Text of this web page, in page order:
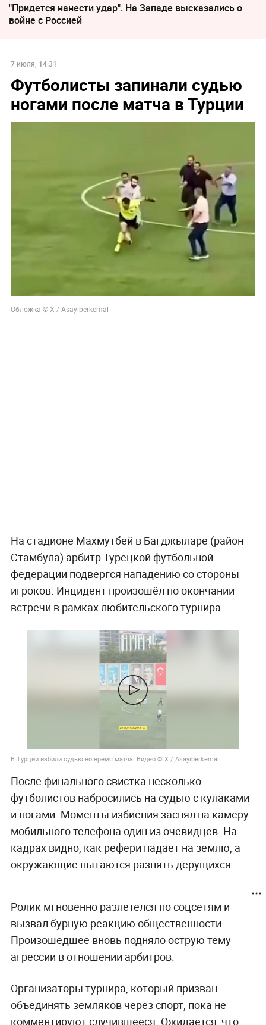
"Придется нанести удар". На Западе высказались о
войне с Россией
7 июля, 14:31
Футболисты запинали судью
ногами после матча в Турции
Обложка © Х / Asayiberkemal
На стадионе Махмутбей в Багджыларе (район
Стамбула) арбитр Турецкой футбольной
федерации подвергся нападению со стороны
игроков. Инцидент произошёл по окончании
встречи в рамках любительского турнира.
В Турции избили судью во время матча. Видео © Х / Asayiberkemal
После финального свистка несколько
футболистов набросились на судью с кулаками
и ногами. Моменты избиения заснял на камеру
мобильного телефона один из очевидцев. На
кадрах видно, как рефери падает на землю, а
окружающие пытаются разнять дерущихся.
Ролик мгновенно разлетелся по соцсетям и
вызвал бурную реакцию общественности.
Произошедшее вновь подняло острую тему
агрессии в отношении арбитров.
Организаторы турнира, который призван
объединять земляков через спорт, пока не
комментируют случившееся. Ожидается, что